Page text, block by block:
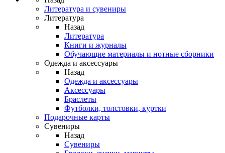
Литература и сувениры
Литература
Назад
Литература
Книги и журналы
Обучающие материалы и нотные сборники
Одежда и аксессуары
Назад
Одежда и аксессуары
Аксессуары
Браслеты
Футболки, толстовки, куртки
Подарочные карты
Сувениры
Назад
Сувениры